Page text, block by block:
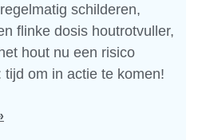
schilderen,
flinke dosis houtrotvuller,
hout nu een risico
tijd om in actie te komen!